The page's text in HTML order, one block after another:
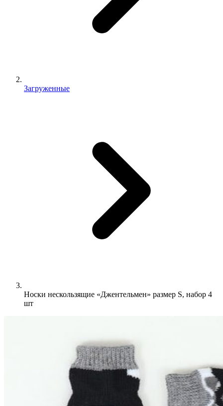
Загруженные
Носки нескользящие «Джентельмен» размер S, набор 4
шт